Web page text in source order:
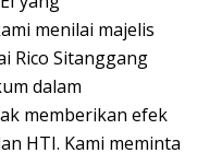
menilai majelis
Rico Sitanggang
dalam
memberikan efek
HTI. Kami meminta